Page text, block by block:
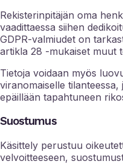
Rekisterinpitäjän oma
vaadittaessa siihen
GDPR-valmiudet on
artikla 28 -mukaiset muut
Tietoja voidaan myös
viranomaiselle
epäillään tapahtuneen
Suostumus
Käsittely perustuu
velvoitteeseen,